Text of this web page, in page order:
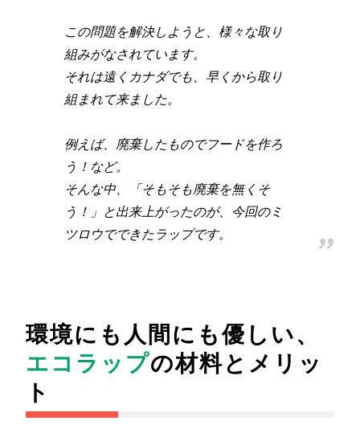
この問題を解決しようと、様々な取り
組みがなされています。
それは遠くカナダでも、早くから取り
組まれて来ました。
例えば、廃棄したものでフードを作ろ
う！など。
そんな中、「そもそも廃棄を無くそ
う！」と出来上がったのが、今回のミ
ツロウでできたラップです。
環境にも人間にも優しい、
エコラップの材料とメリッ
ト